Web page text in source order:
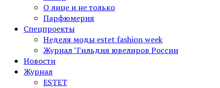
О лице и не только
Парфюмерия
Спецпроекты
Неделя моды estet fashion week
Журнал "Гильдия ювелиров России
Новости
Журнал
ESTET